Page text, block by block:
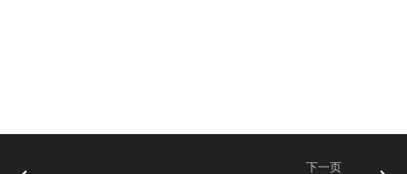
41. 数据流中的中位数
8.3. 魔术索引
下一页